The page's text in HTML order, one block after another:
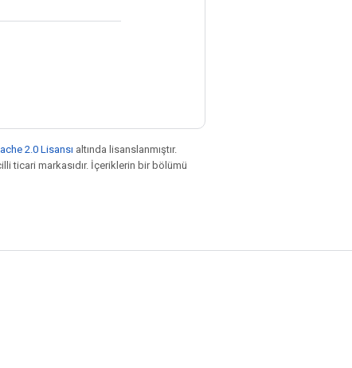
2.0 Lisansı altında lisanslanmıştır.
ticari markasıdır. İçeriklerin bir bölümü